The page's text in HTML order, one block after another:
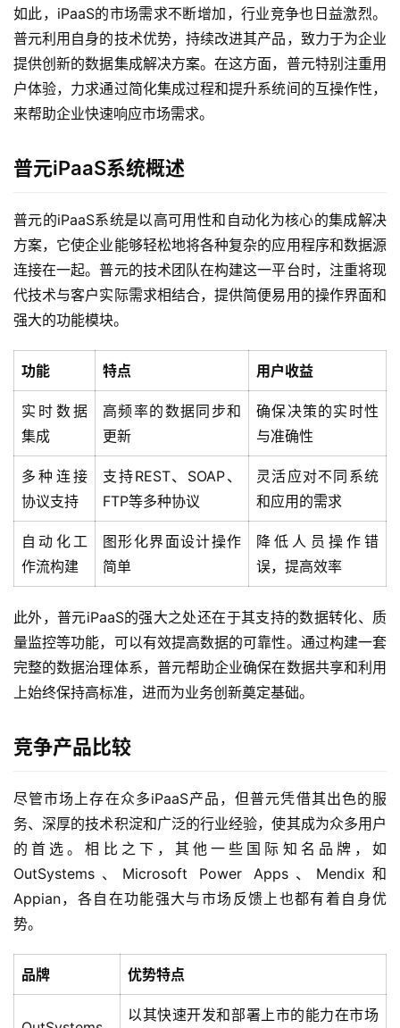
最
活
动
品
解
决
案
生
如此，iPaaS的市场需求不断增加，行业竞争也日益激烈。
普元利用自身的技术优势，持续改进其产品，致力于为企业
提供创新的数据集成解决方案。在这方面，普元特别注重用
户体验，力求通过简化集成过程和提升系统间的互操作性，
来帮助企业快速响应市场需求。
普元iPaaS系统概述
普元的iPaaS系统是以高可用性和自动化为核心的集成解决
方案，它使企业能够轻松地将各种复杂的应用程序和数据源
连接在一起。普元的技术团队在构建这一平台时，注重将现
代技术与客户实际需求相结合，提供简便易用的操作界面和
强大的功能模块。
功能 特点 用户收益
实时数据
集成
高频率的数据同步和
更新
确保决策的实时性
与准确性
多种连接
协议支持
支持REST、SOAP、
FTP等多种协议
灵活应对不同系统
和应用的需求
自动化工
作流构建
图形化界面设计操作
简单
降低人员操作错
误，提高效率
此外，普元iPaaS的强大之处还在于其支持的数据转化、质
量监控等功能，可以有效提高数据的可靠性。通过构建一套
完整的数据治理体系，普元帮助企业确保在数据共享和利用
上始终保持高标准，进而为业务创新奠定基础。
竞争产品比较
尽管市场上存在众多iPaaS产品，但普元凭借其出色的服
务、深厚的技术积淀和广泛的行业经验，使其成为众多用户
的首选。相比之下，其他一些国际知名品牌，如
OutSystems、Microsoft Power Apps、Mendix和
Appian，各自在功能强大与市场反馈上也都有着自身优
势。
品牌 优势特点
以其快速开发和部署上市的能力在市场